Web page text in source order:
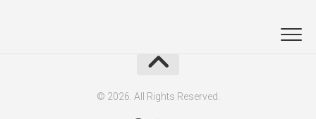
© 2026. All Rights Reserved.